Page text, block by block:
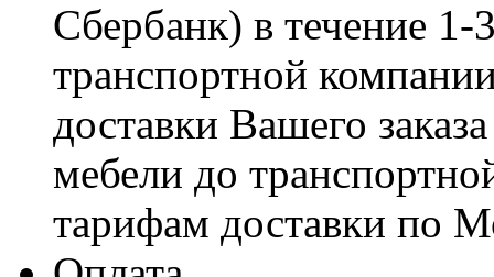
Сбербанк) в течение
транспортной
доставки Вашего
мебели до
тарифам доставки по